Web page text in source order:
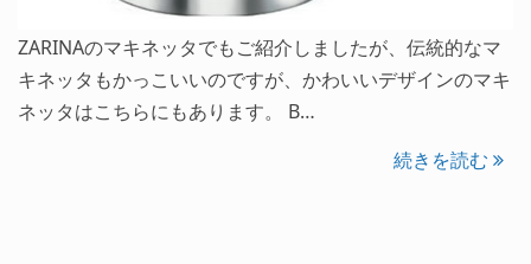
ZARINAのマキネッタでもご紹介しましたが、伝統的なマ
キネッタもかっこいいのですが、かわいいデザインのマキ
ネッタはこちらにもあります。 B…
続きを読む